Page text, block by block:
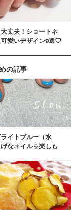
丈夫！ショートネ
愛いデザイン9選♡
の記事
イトブルー（水
なネイルを楽しも